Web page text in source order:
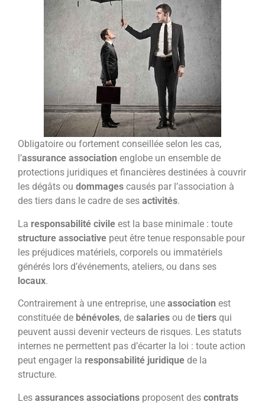
Obligatoire ou fortement conseillée selon les cas,
l’assurance association englobe un ensemble de
protections juridiques et financières destinées à couvrir
les dégâts ou dommages causés par l’association à
des tiers dans le cadre de ses activités.
La responsabilité civile est la base minimale : toute
structure associative peut être tenue responsable pour
les préjudices matériels, corporels ou immatériels
générés lors d’événements, ateliers, ou dans ses
locaux.
Contrairement à une entreprise, une association est
constituée de bénévoles, de salaries ou de tiers qui
peuvent aussi devenir vecteurs de risques. Les statuts
internes ne permettent pas d’écarter la loi : toute action
peut engager la responsabilité juridique de la
structure.
Les assurances associations proposent des contrats